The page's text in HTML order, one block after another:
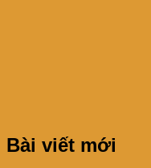
Bài viết mới